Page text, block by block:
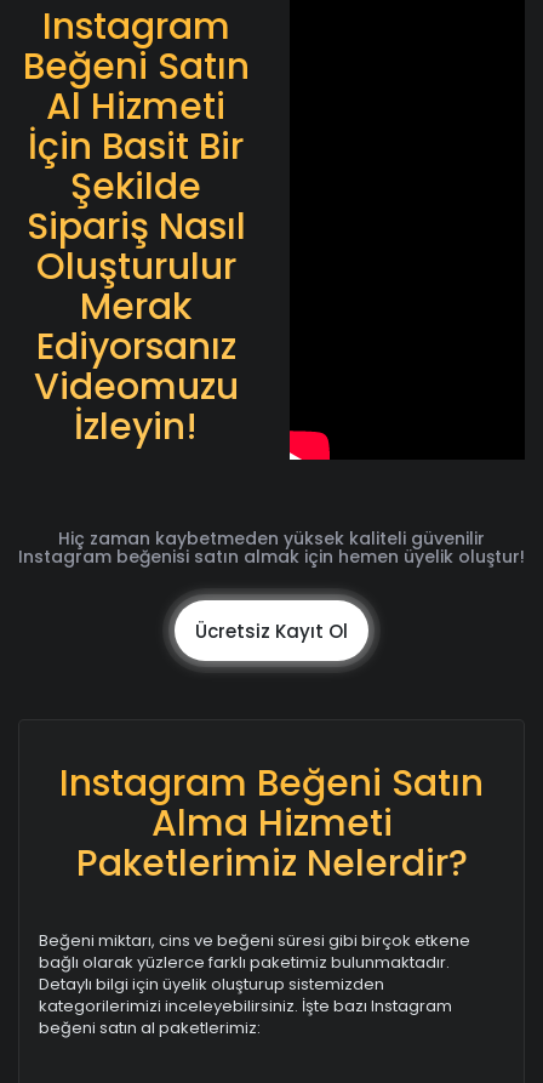
Instagram
Beğeni Satın
Al Hizmeti
İçin Basit Bir
Şekilde
Sipariş Nasıl
Oluşturulur
Merak
Ediyorsanız
Videomuzu
İzleyin!
Hiç zaman kaybetmeden yüksek kaliteli güvenilir
Instagram beğenisi satın almak için hemen üyelik oluştur!
Ücretsiz Kayıt Ol
Instagram Beğeni Satın
Alma Hizmeti
Paketlerimiz Nelerdir?
Beğeni miktarı, cins ve beğeni süresi gibi birçok etkene
bağlı olarak yüzlerce farklı paketimiz bulunmaktadır.
Detaylı bilgi için üyelik oluşturup sistemizden
kategorilerimizi inceleyebilirsiniz. İşte bazı Instagram
beğeni satın al paketlerimiz: